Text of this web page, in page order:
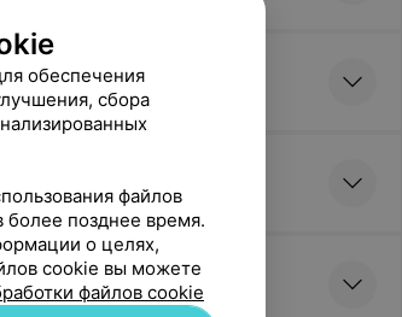
120,65 руб.
статистического
обследования)
120,65 руб.
обеспечения
сбора
файлов
более позднее время.
о целях,
cookie вы можете
файлов cookie